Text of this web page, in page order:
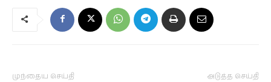
முந்தைய செய்தி அடுத்த செய்தி